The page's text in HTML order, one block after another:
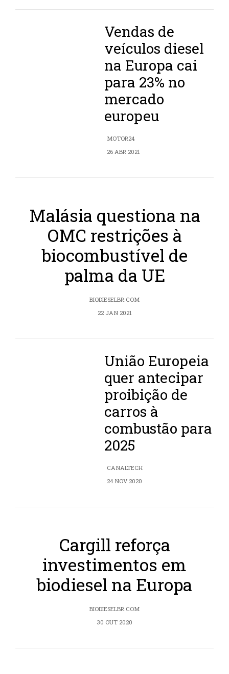
Vendas de
veículos diesel
na Europa cai
para 23% no
mercado
europeu
MOTOR24
26 ABR 2021
Malásia questiona na
OMC restrições à
biocombustível de
palma da UE
BIODIESELBR.COM
22 JAN 2021
União Europeia
quer antecipar
proibição de
carros à
combustão para
2025
CANALTECH
24 NOV 2020
Cargill reforça
investimentos em
biodiesel na Europa
BIODIESELBR.COM
30 OUT 2020